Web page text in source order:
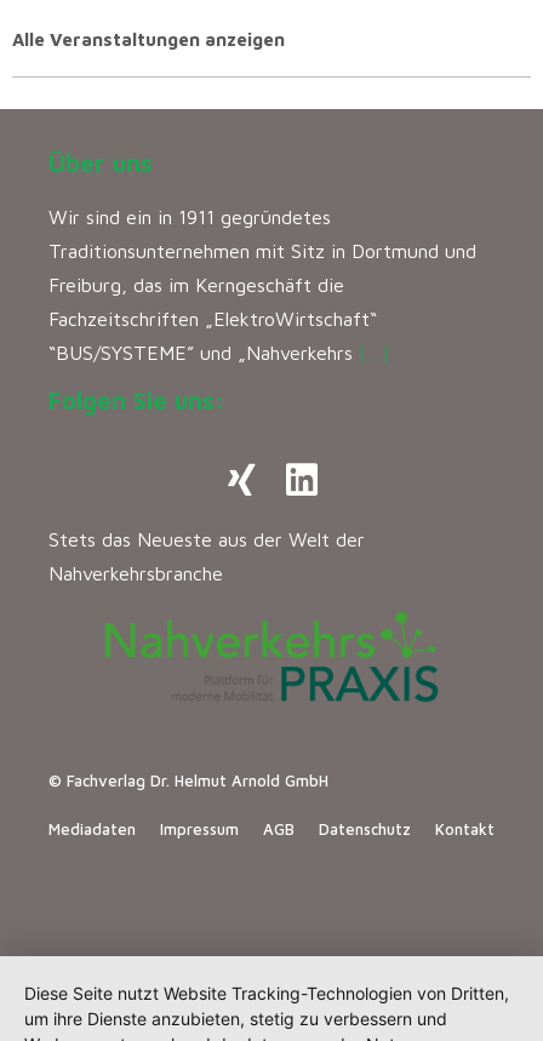
Alle Veranstaltungen anzeigen
Über uns
Wir sind ein in 1911 gegründetes
Traditionsunternehmen mit Sitz in Dortmund und
Freiburg, das im Kerngeschäft die
Fachzeitschriften „ElektroWirtschaft“
“BUS/SYSTEME” und „Nahverkehrs […]
Folgen Sie uns:
Stets das Neueste aus der Welt der
Nahverkehrsbranche
© Fachverlag Dr. Helmut Arnold GmbH
Mediadaten Impressum AGB Datenschutz Kontakt
Diese Seite nutzt Website Tracking-Technologien von Dritten,
um ihre Dienste anzubieten, stetig zu verbessern und